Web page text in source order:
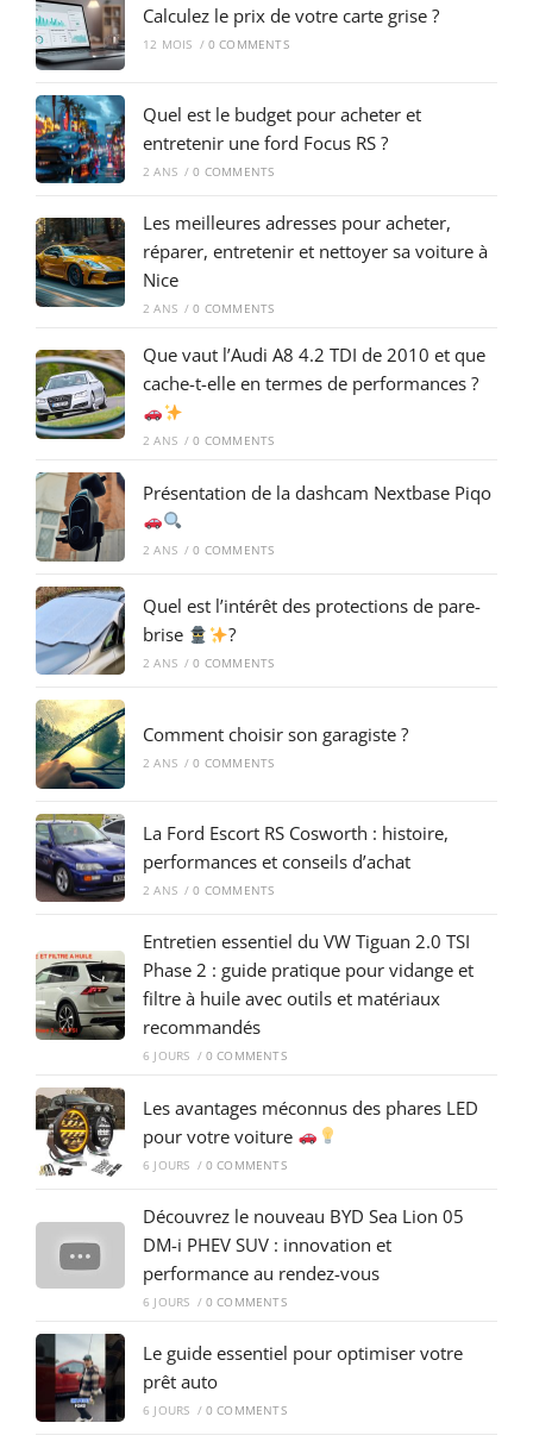
Calculez le prix de votre carte grise ?
12 MOIS / 0 COMMENTS
Quel est le budget pour acheter et
entretenir une ford Focus RS ?
2 ANS / 0 COMMENTS
Les meilleures adresses pour acheter,
réparer, entretenir et nettoyer sa voiture à
Nice
2 ANS / 0 COMMENTS
Que vaut l’Audi A8 4.2 TDI de 2010 et que
cache-t-elle en termes de performances ?
2 ANS / 0 COMMENTS
Présentation de la dashcam Nextbase Piqo
2 ANS / 0 COMMENTS
Quel est l’intérêt des protections de pare-
brise
?
2 ANS / 0 COMMENTS
Comment choisir son garagiste ?
2 ANS / 0 COMMENTS
La Ford Escort RS Cosworth : histoire,
performances et conseils d’achat
2 ANS / 0 COMMENTS
Entretien essentiel du VW Tiguan 2.0 TSI
Phase 2 : guide pratique pour vidange et
filtre à huile avec outils et matériaux
recommandés
6 JOURS / 0 COMMENTS
Les avantages méconnus des phares LED
pour votre voiture
6 JOURS / 0 COMMENTS
Découvrez le nouveau BYD Sea Lion 05
DM-i PHEV SUV : innovation et
performance au rendez-vous
6 JOURS / 0 COMMENTS
Le guide essentiel pour optimiser votre
prêt auto
6 JOURS / 0 COMMENTS